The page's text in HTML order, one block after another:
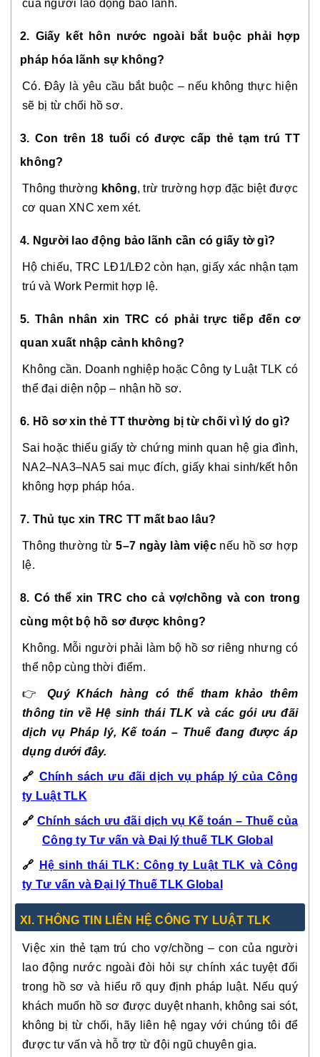
của người lao động bảo lãnh.
2. Giấy kết hôn nước ngoài bắt buộc phải hợp
pháp hóa lãnh sự không?
Có. Đây là yêu cầu bắt buộc – nếu không thực hiện
sẽ bị từ chối hồ sơ.
3. Con trên 18 tuổi có được cấp thẻ tạm trú TT
không?
Thông thường không, trừ trường hợp đặc biệt được
cơ quan XNC xem xét.
4. Người lao động bảo lãnh cần có giấy tờ gì?
Hộ chiếu, TRC LĐ1/LĐ2 còn hạn, giấy xác nhận tạm
trú và Work Permit hợp lệ.
5. Thân nhân xin TRC có phải trực tiếp đến cơ
quan xuất nhập cảnh không?
Không cần. Doanh nghiệp hoặc Công ty Luật TLK có
thể đại diện nộp – nhận hồ sơ.
6. Hồ sơ xin thẻ TT thường bị từ chối vì lý do gì?
Sai hoặc thiếu giấy tờ chứng minh quan hệ gia đình,
NA2–NA3–NA5 sai mục đích, giấy khai sinh/kết hôn
không hợp pháp hóa.
7. Thủ tục xin TRC TT mất bao lâu?
Thông thường từ5–7 ngày làm việcnếu hồ sơ hợp
lệ.
8. Có thể xin TRC cho cả vợ/chồng và con trong
cùng một bộ hồ sơ được không?
Không. Mỗi người phải làm bộ hồ sơ riêng nhưng có
thể nộp cùng thời điểm.
👉
Quý Khách hàng có thể tham khảo thêm
thông tin về Hệ sinh thái TLK và các gói ưu đãi
dịch vụ Pháp lý, Kế toán – Thuế đang được áp
dụng dưới đây.
🔗 Chính sách ưu đãi dịch vụ pháp lý của Công
ty Luật TLK
🔗 Chính sách ưu đãi dịch vụ Kế toán – Thuế của
Công ty Tư vấn và Đại lý thuế TLK Global
🔗
Hệ sinh thái TLK: Công ty Luật TLK và Công
ty Tư vấn và Đại lý Thuế TLK Global
XI. THÔNG TIN LIÊN HỆ CÔNG TY LUẬT TLK
Việc xin thẻ tạm trú cho vợ/chồng – con của người
lao động nước ngoài đòi hỏi sự chính xác tuyệt đối
trong hồ sơ và hiểu rõ quy định pháp luật. Nếu quý
khách muốn hồ sơ được duyệt nhanh, không sai sót,
không bị từ chối, hãy liên hệ ngay với chúng tôi để
được tư vấn và hỗ trợ từ đội ngũ chuyên gia.